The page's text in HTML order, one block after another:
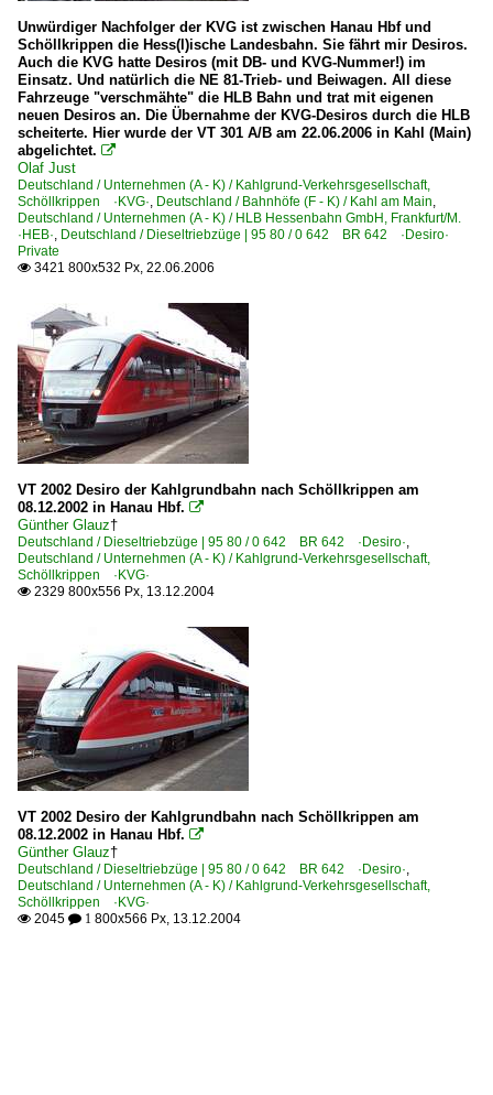
Unwürdiger Nachfolger der KVG ist zwischen Hanau Hbf und
Schöllkrippen die Hess(l)ische Landesbahn. Sie fährt mir Desiros.
Auch die KVG hatte Desiros (mit DB- und KVG-Nummer!) im
Einsatz. Und natürlich die NE 81-Trieb- und Beiwagen. All diese
Fahrzeuge "verschmähte" die HLB Bahn und trat mit eigenen
neuen Desiros an. Die Übernahme der KVG-Desiros durch die HLB
scheiterte. Hier wurde der VT 301 A/B am 22.06.2006 in Kahl (Main)
abgelichtet. 
Olaf Just
Deutschland / Unternehmen (A - K) / Kahlgrund-Verkehrsgesellschaft,
Schöllkrippen ·KVG·, Deutschland / Bahnhöfe (F - K) / Kahl am Main,
Deutschland / Unternehmen (A - K) / HLB Hessenbahn GmbH, Frankfurt/M.
·HEB·, Deutschland / Dieseltriebzüge | 95 80 / 0 642 BR 642 ·Desiro·
Private
 3421 800x532 Px, 22.06.2006
VT 2002 Desiro der Kahlgrundbahn nach Schöllkrippen am
08.12.2002 in Hanau Hbf. 
Günther Glauz†
Deutschland / Dieseltriebzüge | 95 80 / 0 642 BR 642 ·Desiro·,
Deutschland / Unternehmen (A - K) / Kahlgrund-Verkehrsgesellschaft,
Schöllkrippen ·KVG·
 2329 800x556 Px, 13.12.2004
VT 2002 Desiro der Kahlgrundbahn nach Schöllkrippen am
08.12.2002 in Hanau Hbf. 
Günther Glauz†
Deutschland / Dieseltriebzüge | 95 80 / 0 642 BR 642 ·Desiro·,
Deutschland / Unternehmen (A - K) / Kahlgrund-Verkehrsgesellschaft,
Schöllkrippen ·KVG·
 2045  1 800x566 Px, 13.12.2004